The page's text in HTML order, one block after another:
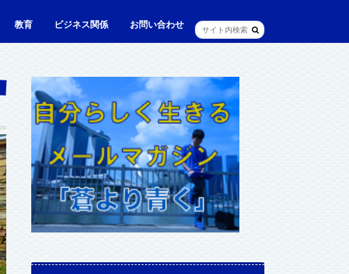
教育 ビジネス関係 お問い合わせ